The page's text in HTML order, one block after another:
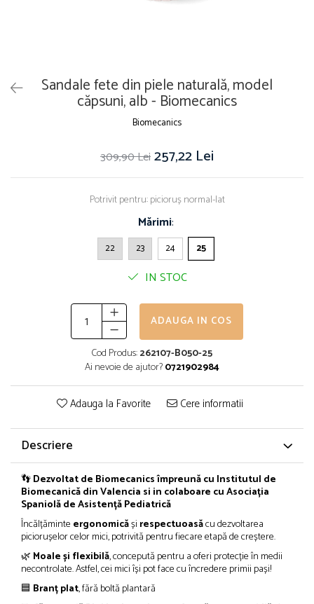
Sandale fete din piele naturală, model
căpsuni, alb - Biomecanics
Biomecanics
309,90 Lei257,22 Lei
Potrivit pentru: picioruș normal-lat
Mărimi:
22 23 24 25
IN STOC
ADAUGA IN COS
Cod Produs:262107-B050-25
Ai nevoie de ajutor?0721902984
Adauga la Favorite Cere informatii
Descriere
👣Dezvoltat de Biomecanics împreună cu Institutul de
Biomecanică din Valencia si in colaboare cu Asociația
Spaniolă de Asistență Pediatrică
Încălțăminte ergonomicăși respectuoasăcu dezvoltarea
piciorușelor celor mici, potrivită pentru fiecare etapă de creștere.
🌿 Moale și flexibilă, concepută pentru a oferi protecție în medii
necontrolate. Astfel, cei mici își pot face cu încredere primii pași!
🟦 Branț plat, fără boltă plantară